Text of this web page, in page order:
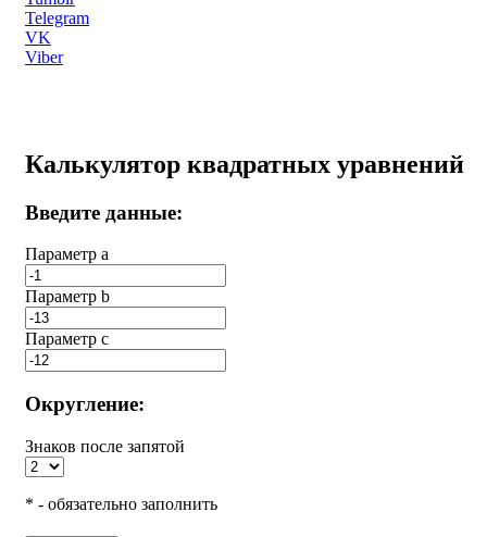
Telegram
VK
Viber
Калькулятор квадратных уравнений
Введите данные:
Параметр a
Параметр b
Параметр с
Округление:
Знаков после запятой
* - обязательно заполнить